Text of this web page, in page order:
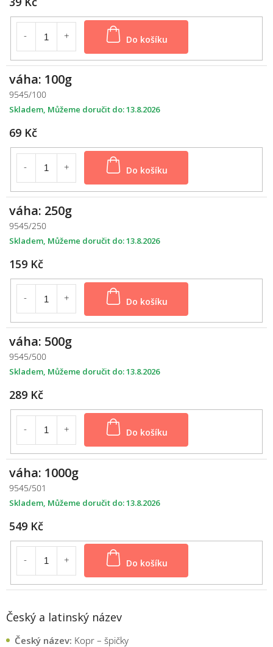
Do košíku
váha: 100g
9545/100
69 Kč
Do košíku
Skladem 13.8.2026
váha: 250g
9545/250
159 Kč
Skladem 13.8.2026
váha: 500g
9545/500
289 Kč
Do košíku
Skladem 13.8.2026
váha: 1000g
9545/501
549 Kč
Do košíku
Skladem 13.8.2026
Český a latinský název
Český název: Kopr – špičky